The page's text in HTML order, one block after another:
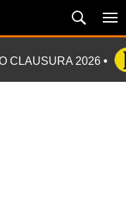
CLAUSURA 2026